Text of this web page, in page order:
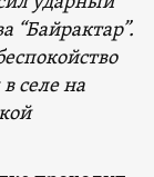
“Байрактар”.
селе на